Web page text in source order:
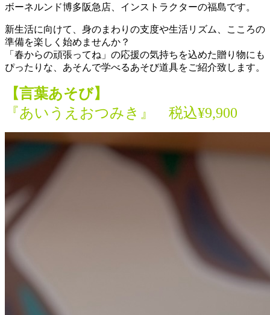
ボーネルンド博多阪急店、インストラクターの福島です。
新生活に向けて、身のまわりの支度や生活リズム、こころの
準備を楽しく始めませんか？
「春からの頑張ってね」の応援の気持ちを込めた贈り物にも
ぴったりな、あそんで学べるあそび道具をご紹介致します。
【言葉あそび】
『あいうえおつみき』 税込¥9,900